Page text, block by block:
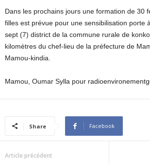
Dans les prochains jours une formation de 30
filles est prévue pour une sensibilisation porte
sept (7) district de la commune rurale de
kilomètres du chef-lieu de la préfecture de
Mamou-kindia.
Mamou, Oumar Sylla pour
Share Facebook
Article précédent